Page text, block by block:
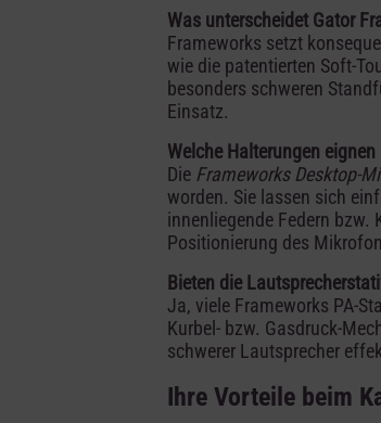
Was unterscheidet Gator
Frameworks setzt
wie die patentierten Soft-
besonders schweren
Einsatz.
Welche Halterungen
Die Frameworks Desktop-
worden. Sie lassen sich
innenliegende Federn bzw.
Positionierung des
Bieten die
Ja, viele Frameworks PA-
Kurbel- bzw. Gasdruck-
schwerer Lautsprecher
Ihre Vorteile beim